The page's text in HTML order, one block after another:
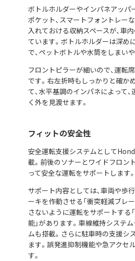
ボトルホルダーやインパネアッパ
ポケット、スマートフォントレー
入れておける収納スペースが、車
ています。ボトルホルダーは深め
で、ペットボトルや水筒をしまいや
フロントピラーが細いので、運転
です。右左折時もしっかりと確か
て、水平基調のインパネによって
く外を見渡せます。
フィットの安全性
安全運転支援システムとして
載。前後のソナーとワイドフロン
って安全な運転をサポートします。
サポート内容としては、車両や歩
ーキを作動させる「衝突軽減ブレ
さないように運転をサポートする
能」があります。車線維持システ
ムも搭載。さらに駐車時の支援シ
ます。誤発進抑制機能や急アクセ
す。